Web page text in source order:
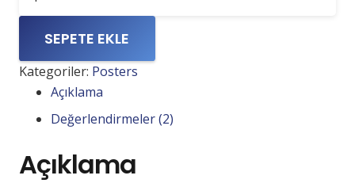
SEPETE EKLE
Kategoriler: Posters
Açıklama
Değerlendirmeler (2)
Açıklama